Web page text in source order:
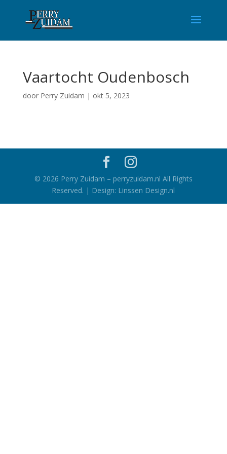
Vaartocht Oudenbosch
door Perry Zuidam | okt 5, 2023
© 2026 Perry Zuidam – perryzuidam.nl All Rights
Reserved. | Design: Linssen Design.nl